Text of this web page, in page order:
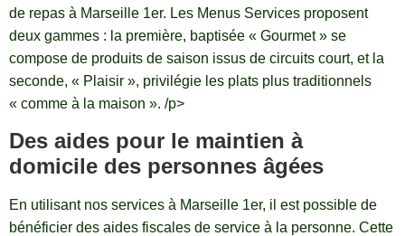
de repas à Marseille 1er. Les Menus Services proposent
deux gammes : la première, baptisée « Gourmet » se
compose de produits de saison issus de circuits court, et la
seconde, « Plaisir », privilégie les plats plus traditionnels
« comme à la maison ». /p>
Des aides pour le maintien à
domicile des personnes âgées
En utilisant nos services à Marseille 1er, il est possible de
bénéficier des aides fiscales de service à la personne. Cette